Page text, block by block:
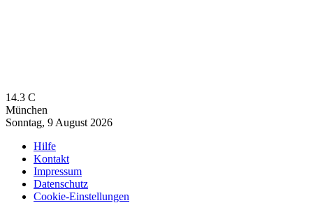
14.3 C
München
Sonntag, 9 August 2026
Hilfe
Kontakt
Impressum
Datenschutz
Cookie-Einstellungen